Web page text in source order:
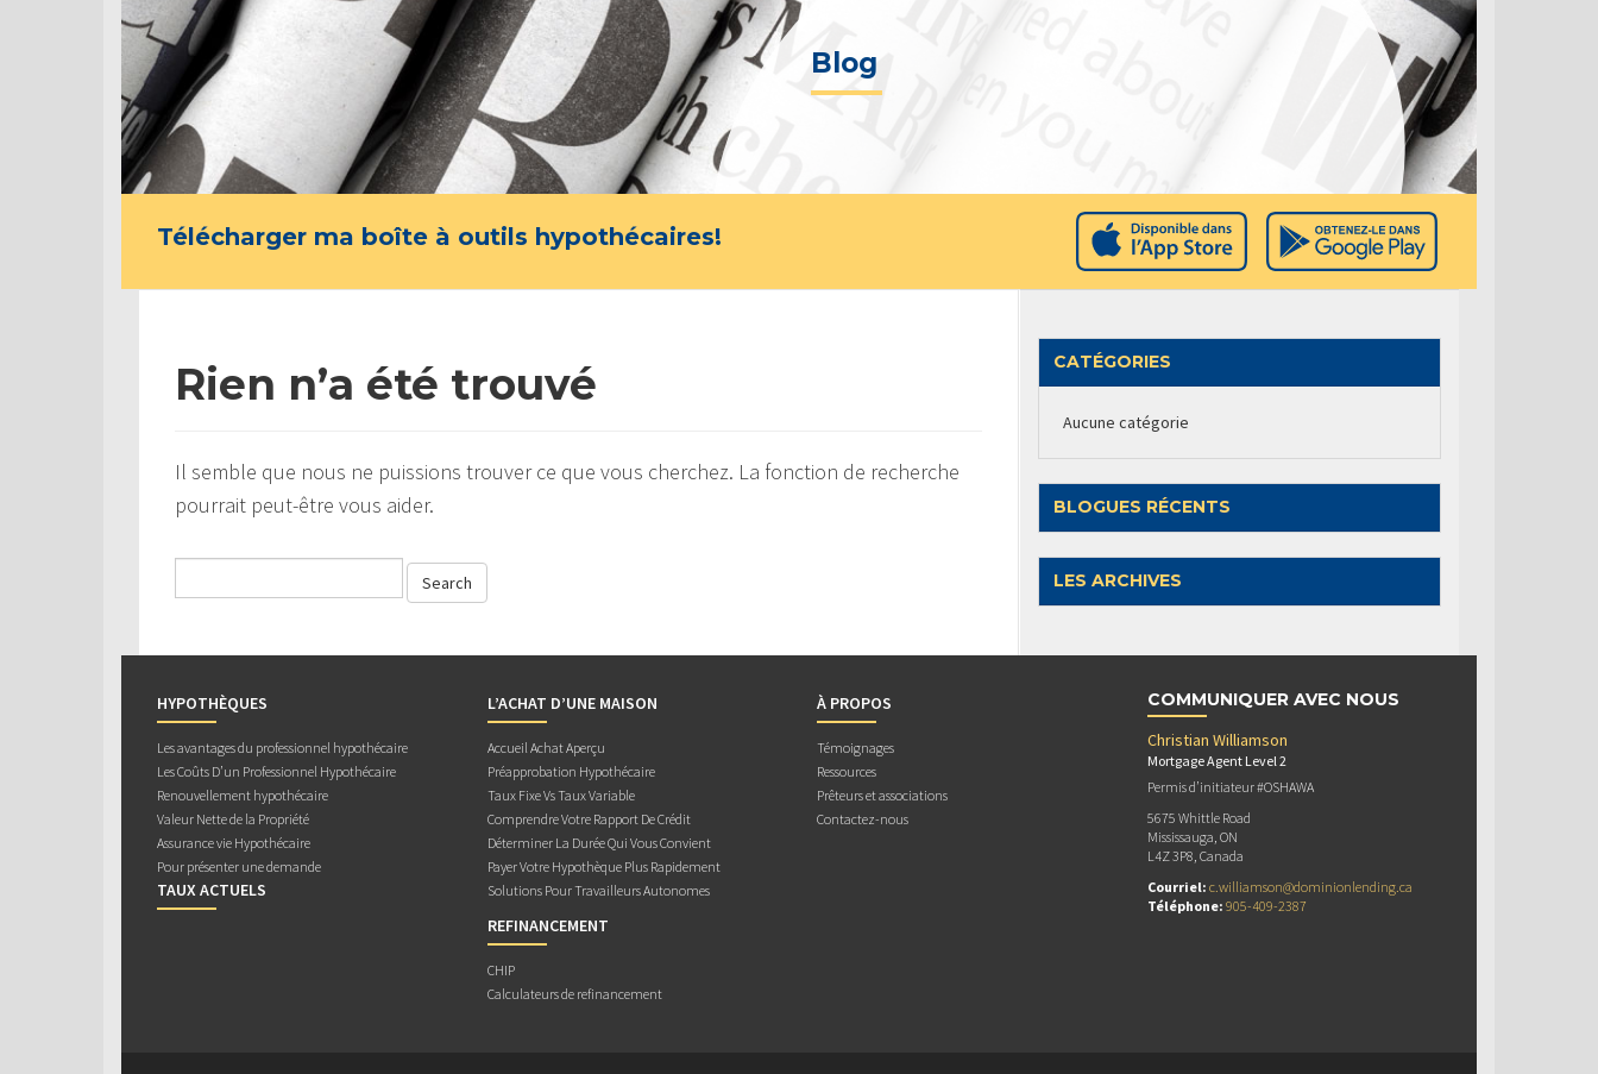
Blog
Télécharger ma boîte à outils hypothécaires!
Rien n’a été trouvé
Il semble que nous ne puissions trouver ce que vous cherchez. La fonction de recherche
pourrait peut-être vous aider.
CATÉGORIES
Aucune catégorie
BLOGUES RÉCENTS
LES ARCHIVES
HYPOTHÈQUES
Les avantages du professionnel hypothécaire
Les Coûts D’un Professionnel Hypothécaire
Renouvellement hypothécaire
Valeur Nette de la Propriété
Assurance vie Hypothécaire
Pour présenter une demande
TAUX ACTUELS
L’ACHAT D’UNE MAISON
Accueil Achat Aperçu
Préapprobation Hypothécaire
Taux Fixe Vs Taux Variable
Comprendre Votre Rapport De Crédit
Déterminer La Durée Qui Vous Convient
Payer Votre Hypothèque Plus Rapidement
Solutions Pour Travailleurs Autonomes
REFINANCEMENT
CHIP
Calculateurs de refinancement
À PROPOS
Témoignages
Ressources
Prêteurs et associations
Contactez-nous
COMMUNIQUER AVEC NOUS
Christian Williamson
Mortgage Agent Level 2
Permis d’initiateur #OSHAWA
5675 Whittle Road
Mississauga, ON
L4Z 3P8, Canada
Courriel: c.williamson@dominionlending.ca
Téléphone: 905-409-2387